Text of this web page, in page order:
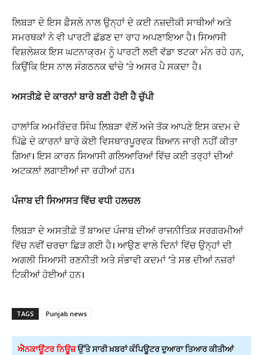
ਲਿਬੜਾ ਦੇ ਇਸ ਫ਼ੈਸਲੇ ਨਾਲ ਉਨ੍ਹਾਂ ਦੇ ਕਈ ਨਜ਼ਦੀਕੀ ਸਾਥੀਆਂ ਅਤੇ
ਸਮਰਥਕਾਂ ਨੇ ਵੀ ਪਾਰਟੀ ਛੱਡਣ ਦਾ ਰਾਹ ਅਪਣਾਇਆ ਹੈ। ਸਿਆਸੀ
ਵਿਸ਼ਲੇਸ਼ਕ ਇਸ ਘਟਨਾਕ੍ਰਮ ਨੂੰ ਪਾਰਟੀ ਲਈ ਵੱਡਾ ਝਟਕਾ ਮੰਨ ਰਹੇ ਹਨ,
ਕਿਉਂਕਿ ਇਸ ਨਾਲ ਸੰਗਠਨਕ ਢਾਂਚੇ ‘ਤੇ ਅਸਰ ਪੈ ਸਕਦਾ ਹੈ।
ਅਸਤੀਫ਼ੇ ਦੇ ਕਾਰਨਾਂ ਬਾਰੇ ਬਣੀ ਹੋਈ ਹੈ ਚੁੱਪੀ
ਹਾਲਾਂਕਿ ਅਮਰਿੰਦਰ ਸਿੰਘ ਲਿਬੜਾ ਵੱਲੋਂ ਅਜੇ ਤੱਕ ਆਪਣੇ ਇਸ ਕਦਮ ਦੇ
ਪਿੱਛੇ ਦੇ ਕਾਰਨਾਂ ਬਾਰੇ ਕੋਈ ਵਿਸਥਾਰਪੂਰਵਕ ਬਿਆਨ ਜਾਰੀ ਨਹੀਂ ਕੀਤਾ
ਗਿਆ। ਇਸ ਕਾਰਨ ਸਿਆਸੀ ਗਲਿਆਰਿਆਂ ਵਿੱਚ ਕਈ ਤਰ੍ਹਾਂ ਦੀਆਂ
ਅਟਕਲਾਂ ਲਗਾਈਆਂ ਜਾ ਰਹੀਆਂ ਹਨ।
ਪੰਜਾਬ ਦੀ ਸਿਆਸਤ ਵਿੱਚ ਵਧੀ ਹਲਚਲ
ਲਿਬੜਾ ਦੇ ਅਸਤੀਫ਼ੇ ਤੋਂ ਬਾਅਦ ਪੰਜਾਬ ਦੀਆਂ ਰਾਜਨੀਤਿਕ ਸਰਗਰਮੀਆਂ
ਵਿੱਚ ਨਵੀਂ ਚਰਚਾ ਛਿੜ ਗਈ ਹੈ। ਆਉਣ ਵਾਲੇ ਦਿਨਾਂ ਵਿੱਚ ਉਨ੍ਹਾਂ ਦੀ
ਅਗਲੀ ਸਿਆਸੀ ਰਣਨੀਤੀ ਅਤੇ ਸੰਭਾਵੀ ਕਦਮਾਂ ‘ਤੇ ਸਭ ਦੀਆਂ ਨਜ਼ਰਾਂ
ਟਿਕੀਆਂ ਹੋਈਆਂ ਹਨ।
TAGS Punjab news
ਐਨਕਾਊਂਟਰ ਨਿਊਜ਼ਉੱਤੇ ਸਾਰੀ ਖ਼ਬਰਾਂ ਕੰਪਿਊਟਰ ਦੁਆਰਾ ਤਿਆਰ ਕੀਤੀਆਂ